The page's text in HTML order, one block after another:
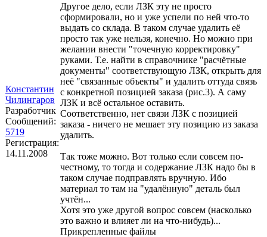
Константин
Чилингаров
Разработчик
Сообщений:
5719
Регистрация:
14.11.2008
Другое дело, если ЛЗК эту не просто
сформировали, но и уже успели по ней что-то
выдать со склада. В таком случае удалить её
просто так уже нельзя, конечно. Но можно при
желании внести "точечную корректировку"
руками. Т.е. найти в справочнике "расчётные
документы" соответствующую ЛЗК, открыть для
неё "связанные объекты" и удалить оттуда связь
с конкретной позицией заказа (рис.3). А саму
ЛЗК и всё остальное оставить.
Соответственно, нет связи ЛЗК с позицией
заказа - ничего не мешает эту позицию из заказа
удалить.
Так тоже можно. Вот только если совсем по-
честному, то тогда и содержание ЛЗК надо бы в
таком случае подправлять вручную. Ибо
материал то там на "удалённую" деталь был
учтён...
Хотя это уже другой вопрос совсем (насколько
это важно и влияет ли на что-нибудь)...
Прикрепленные файлы